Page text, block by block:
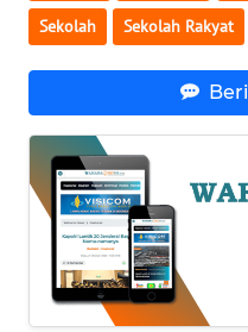
Sekolah Sekolah Rakyat
WN
JAMBI
WN
SULTRA
WN
NTB